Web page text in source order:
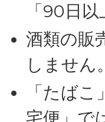
「90日
酒類の販
しません
「たば
宅便」で